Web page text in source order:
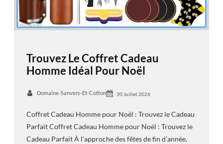
Trouvez Le Coffret Cadeau
Homme Idéal Pour Noël
Domaine-Sanvers-Et-Cotton 30 Juillet 2026
Coffret Cadeau Homme pour Noël : Trouvez le Cadeau
Parfait Coffret Cadeau Homme pour Noël : Trouvez le
Cadeau Parfait À l’approche des fêtes de fin d’année,